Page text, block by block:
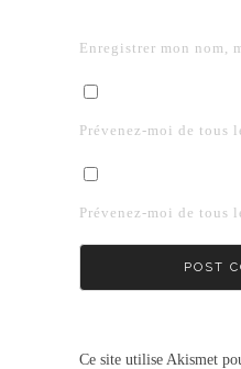
Enregistrer mon nom,
Prévenez-moi de tous
Prévenez-moi de tous
Ce site utilise Akismet